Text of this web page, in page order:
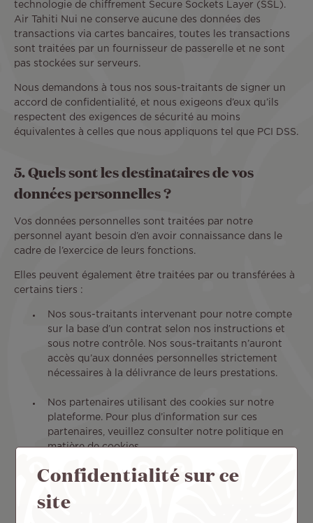
technologie de chiffrement Secure Sockets Layer (SSL).
Air Tahiti Nui ne conserve aucune des données des
transactions via cartes bancaires, toutes les transactions
sont traitées par un fournisseur de passerelle et ne sont
pas stockées sur serveurs.
Nous demandons à tous nos sous-traitants de signer un
accord de confidentialité, et nous exigeons d’eux qu’ils
respectent des exigences de sécurité au moins
équivalentes à celles que nous appliquons tel que PCI DSS.
5. Quels sont les destinataires de vos
données personnelles ?
Vos données personnelles sont traitées par notre
personnel ayant besoin d’en avoir connaissance dans le
cadre de l’exercice de leurs fonctions.
Elles peuvent également être traitées par ou transférées à
certains tiers :
Nos sous-traitants intervenant pour notre compte
sur la base d’un contrat selon nos instructions et
sous notre contrôle. Nos sous-traitants n’auront
accès qu’aux données personnelles strictement
nécessaires à la délivrance de leurs prestations.
Nos partenaires utilisant des cookies sur notre
plateforme. Pour plus d’information sur ces
partenaires, veuillez consulter notre politique en
matière de cookies.
Toute société tierce dans le cadre d’une
notre société ou fusionnerait avec notre société.
Confidentialité sur ce
site